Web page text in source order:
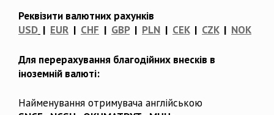
Реквізити валютних рахунків
USD | EUR | CHF | GBP| PLN | CEK| CZK| NOK
Для перерахування благодійних внесків в
іноземній валюті:
Найменування отримувача англійською